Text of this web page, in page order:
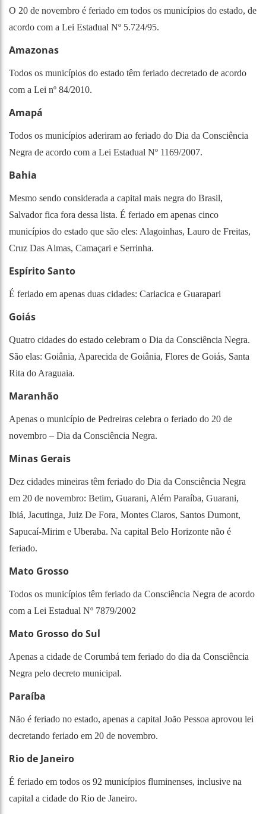
O 20 de novembro é feriado em todos os municípios do estado, de
acordo com a Lei Estadual Nº 5.724/95.
Amazonas
Todos os municípios do estado têm feriado decretado de acordo
com a Lei nº 84/2010.
Amapá
Todos os municípios aderiram ao feriado do Dia da Consciência
Negra de acordo com a Lei Estadual Nº 1169/2007.
Bahia
Mesmo sendo considerada a capital mais negra do Brasil,
Salvador fica fora dessa lista. É feriado em apenas cinco
municípios do estado que são eles: Alagoinhas, Lauro de Freitas,
Cruz Das Almas, Camaçari e Serrinha.
Espírito Santo
É feriado em apenas duas cidades: Cariacica e Guarapari
Goiás
Quatro cidades do estado celebram o Dia da Consciência Negra.
São elas: Goiânia, Aparecida de Goiânia, Flores de Goiás, Santa
Rita do Araguaia.
Maranhão
Apenas o município de Pedreiras celebra o feriado do 20 de
novembro – Dia da Consciência Negra.
Minas Gerais
Dez cidades mineiras têm feriado do Dia da Consciência Negra
em 20 de novembro: Betim, Guarani, Além Paraíba, Guarani,
Ibiá, Jacutinga, Juiz De Fora, Montes Claros, Santos Dumont,
Sapucaí-Mirim e Uberaba. Na capital Belo Horizonte não é
feriado.
Mato Grosso
Todos os municípios têm feriado da Consciência Negra de acordo
com a Lei Estadual Nº 7879/2002
Mato Grosso do Sul
Apenas a cidade de Corumbá tem feriado do dia da Consciência
Negra pelo decreto municipal.
Paraíba
Não é feriado no estado, apenas a capital João Pessoa aprovou lei
decretando feriado em 20 de novembro.
Rio de Janeiro
É feriado em todos os 92 municípios fluminenses, inclusive na
capital a cidade do Rio de Janeiro.